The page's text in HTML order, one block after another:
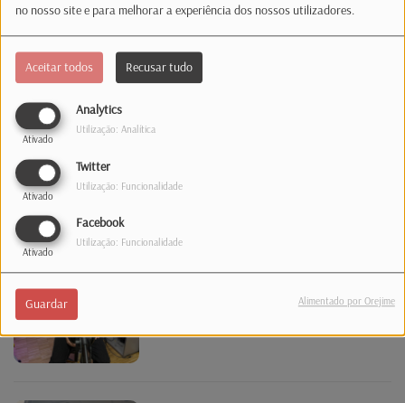
no nosso site e para melhorar a experiência dos nossos utilizadores.
Aceitar todos Recusar tudo
Analytics
Ativado
Utilização: Analítica
Twitter
Ativado
Utilização: Funcionalidade
Facebook
Ativado
Utilização: Funcionalidade
Guardar Alimentado por Orejime
Luxemburgo já tem novo
Showcase